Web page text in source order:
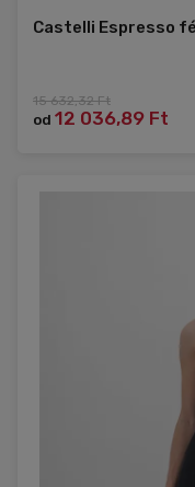
Castelli Espresso
15 632,32 Ft
od 12 036,89 Ft